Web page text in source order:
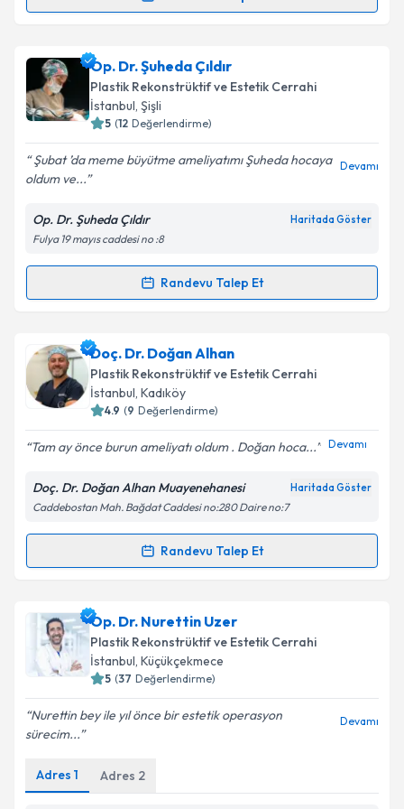
Kişisel verilerimin işlenmesine ilişkinAydınlatma
kapsamda işlenmesini kabul ediyorum.
Takvim Talebini Gönder
Randevu Takvimi Talebi
Op. Dr. Kadri Akıncıiçin randevu takvimi talebi
oluşturun. Size bu uzmandan randevu almanız için bir
takvim hazırlandığında e-posta ile bilgilendireceğiz.
Kişisel verilerimin işlenmesine ilişkin
Aydınlatma
Metni'ni okudum ve kişisel verilerimin belirtilen
kapsamda işlenmesini kabul ediyorum.
Op. Dr. Şuheda Çıldır
Plastik Rekonstrüktif ve Estetik Cerrahi
İstanbul, Şişli
5 (12 Değerlendirme)
Şubat ’da meme büyütme ameliyatımı Şuheda hocaya
oldum ve...
Devamı
Op. Dr. Şuheda Çıldır Haritada Göster
Fulya 19 mayıs caddesi no :8
Randevu Talep Et
Randevu Takvimi Talebi
Op. Dr. Şuheda Çıldır için randevu takvimi talebi
oluşturun. Size bu uzmandan randevu almanız için bir
takvim hazırlandığında e-posta ile bilgilendireceğiz.
Kişisel verilerimin işlenmesine ilişkin
Metni'ni okudum ve kişisel verilerimin belirtilen
kapsamda işlenmesini kabul ediyorum.
Doç. Dr. Doğan Alhan
Plastik Rekonstrüktif ve Estetik Cerrahi
İstanbul, Kadıköy
4.9 (9 Değerlendirme)
Tam ay önce burun ameliyatı oldum . Doğan hoca... Devamı
Doç. Dr. Doğan Alhan Muayenehanesi Haritada Göster
Caddebostan Mah. Bağdat Caddesi no:280 Daire no:7
Randevu Talep Et
Randevu Takvimi Talebi
Doç. Dr. Doğan Alhaniçin randevu takvimi talebi
oluşturun. Size bu uzmandan randevu almanız için bir
takvim hazırlandığında e-posta ile bilgilendireceğiz.
Kişisel verilerimin işlenmesine ilişkin
Metni'ni okudum ve kişisel verilerimin belirtilen
Op. Dr. Nurettin Uzer
Plastik Rekonstrüktif ve Estetik Cerrahi
İstanbul, Küçükçekmece
5 (37 Değerlendirme)
Nurettin bey ile yıl önce bir estetik operasyon
sürecim...
Devamı
Adres 1 Adres 2